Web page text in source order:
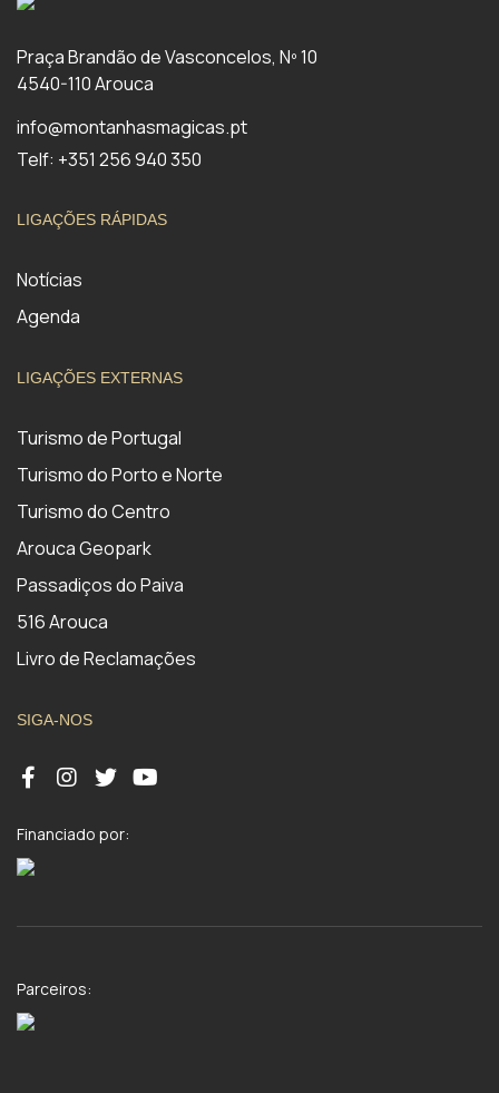
Praça Brandão de Vasconcelos, Nº 10
4540-110 Arouca
info@montanhasmagicas.pt
Telf: +351 256 940 350
LIGAÇÕES RÁPIDAS
Notícias
Agenda
LIGAÇÕES EXTERNAS
Turismo de Portugal
Turismo do Porto e Norte
Turismo do Centro
Arouca Geopark
Passadiços do Paiva
516 Arouca
Livro de Reclamações
SIGA-NOS
Financiado por:
Parceiros: